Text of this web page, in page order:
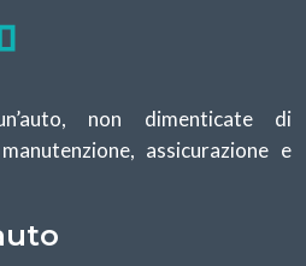
non dimenticate di
assicurazione e